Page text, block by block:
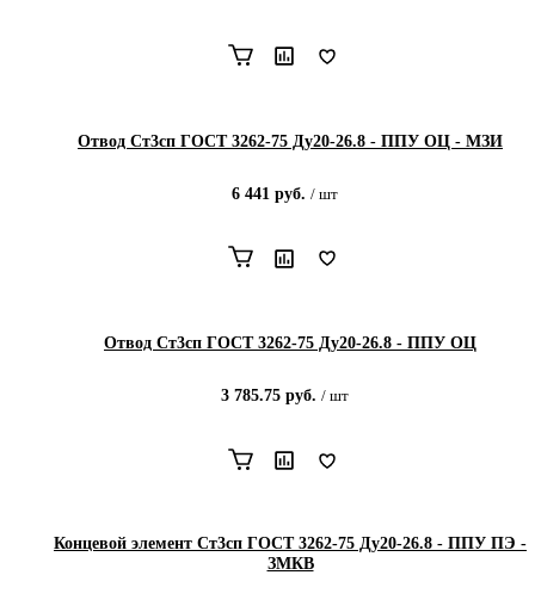
Отвод Ст3сп ГОСТ 3262-75 Ду20-26.8 - ППУ ОЦ - МЗИ
6 441 руб. / шт
Отвод Ст3сп ГОСТ 3262-75 Ду20-26.8 - ППУ ОЦ
3 785.75руб. / шт
Концевой элемент Ст3сп ГОСТ 3262-75 Ду20-26.8 - ППУ ПЭ -
ЗМКВ